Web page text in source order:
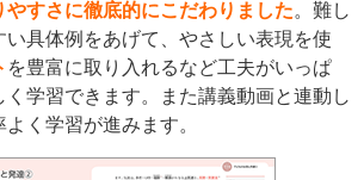
やすさに徹底的にこだわりました。難し
い具体例をあげて、やさしい表現を使
を豊富に取り入れるなど工夫がいっぱ
く学習できます。また講義動画と連動し
く学習が進みます。